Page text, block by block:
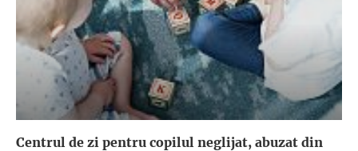
Centrul de zi pentru copilul neglijat, abuzat din